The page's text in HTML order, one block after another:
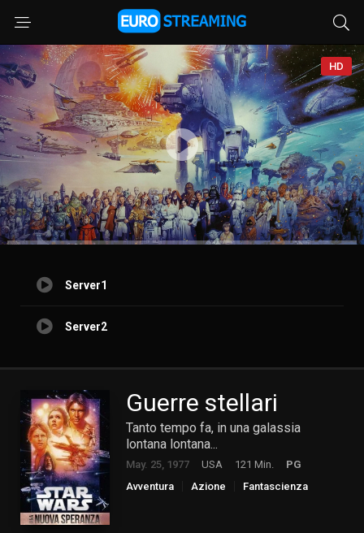
HD
Server1
Server2
Guerre stellari
Tanto tempo fa, in una galassia
lontana lontana...
May. 25, 1977 USA 121 Min.
PG
Avventura
Azione Fantascienza